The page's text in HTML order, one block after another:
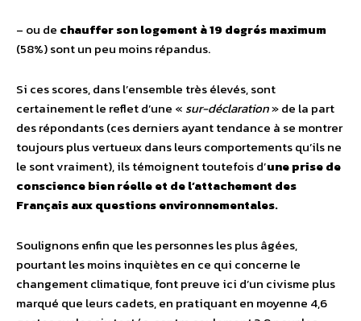
– ou de chauffer son logement à 19 degrés maximum
(58%) sont un peu moins répandus.
Si ces scores, dans l’ensemble très élevés, sont
certainement le reflet d’une « sur-déclaration» de la part
des répondants (ces derniers ayant tendance à se montrer
toujours plus vertueux dans leurs comportements qu’ils ne
le sont vraiment), ils témoignent toutefois d’une prise de
conscience bien réelle et de l’attachement des
Français aux questions environnementales.
Soulignons enfin que les personnes les plus âgées,
pourtant les moins inquiètes en ce qui concerne le
changement climatique, font preuve ici d’un civisme plus
marqué que leurs cadets, en pratiquant en moyenne 4,6